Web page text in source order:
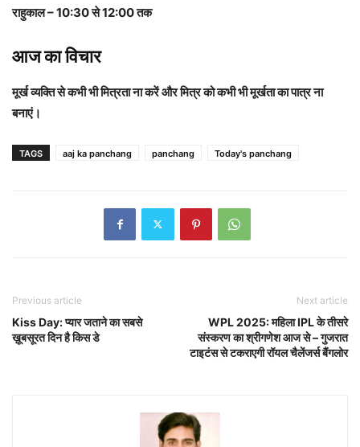
राहुकाल – 10:30 से 12:00 तक
आज का विचार
मूर्ख व्यक्ति से कभी भी मित्रता ना करें और मित्र को कभी भी मूर्खता का पात्र ना
बनाएं।
TAGS aaj ka panchang panchang Today's panchang
Previous article
Kiss Day: प्यार जताने का सबसे
ख़ूबसूरत दिन है किस डे
Next article
WPL 2025: महिला IPL के तीसरे
संस्करण का श्रीगणेश आज से – गुजरात
टाइटंस से टकराएगी रॉयल चैलेंजर्स बैंगलोर